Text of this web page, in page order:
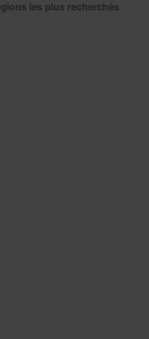
les plus recherchés